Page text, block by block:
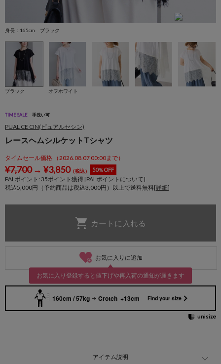
身長：165cm ブラック
ブラック オフホワイト
TIME SALE 手洗い可
PUAL CE CIN(ピュアルセシン)
レースヘムシルケットTシャツ
タイムセール価格 （2026.08.07 00:00まで）
¥7,700→ ¥3,850（税込） 50％OFF
PALポイント: 35ポイント獲得 [PALポイントについて]
税込5,000円（予約商品は税込3,000円）以上で送料無料[詳細]
お気に入りに追加
お気に入り登録すると値下げや再入荷の通知が届きます
160cm / 57kg Crotch +13cm Find your size
アイテム説明